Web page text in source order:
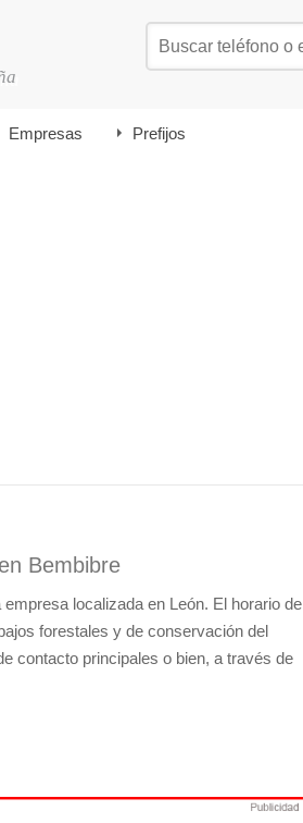
Empresas Prefijos
Bembibre
empresa localizada en León. El horario de
forestales y de conservación del
contacto principales o bien, a través de